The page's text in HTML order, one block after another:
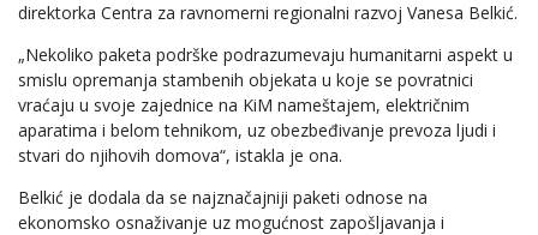
direktorka Centra za ravnomerni regionalni razvoj Vanesa Belkić.
„Nekoliko paketa podrške podrazumevaju humanitarni aspekt u
smislu opremanja stambenih objekata u koje se povratnici
vraćaju u svoje zajednice na KiM nameštajem, električnim
aparatima i belom tehnikom, uz obezbeđivanje prevoza ljudi i
stvari do njihovih domova“, istakla je ona.
Belkić je dodala da se najznačajniji paketi odnose na
ekonomsko osnaživanje uz mogućnost zapošljavanja i